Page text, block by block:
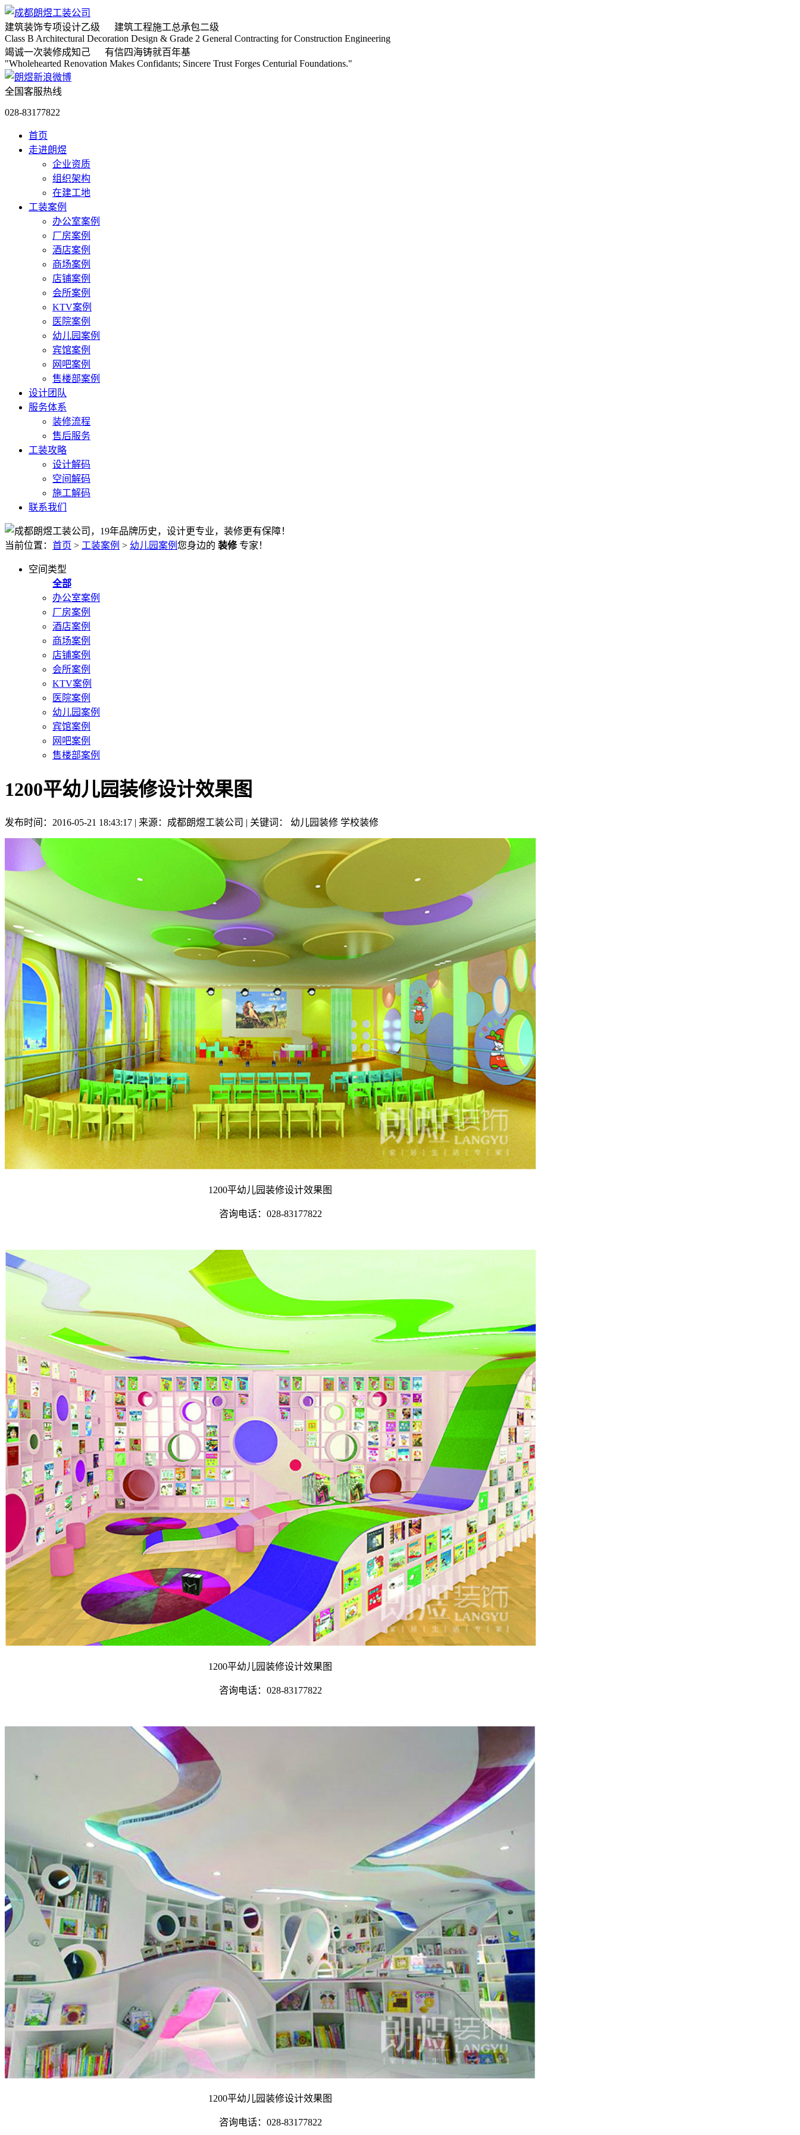
建筑装饰专项设计乙级 建筑工程施工总承包二级
Class B Architectural Decoration Design & Grade 2 General Contracting for Construction Engineering
竭诚一次装修成知己 有信四海铸就百年基
"Wholehearted Renovation Makes Confidants; Sincere Trust Forges Centurial Foundations."
全国客服热线
028-83177822
首页
走进朗煜
企业资质
组织架构
在建工地
工装案例
办公室案例
厂房案例
酒店案例
商场案例
店铺案例
会所案例
KTV案例
医院案例
幼儿园案例
宾馆案例
网吧案例
售楼部案例
设计团队
服务体系
装修流程
售后服务
工装攻略
设计解码
空间解码
施工解码
联系我们
当前位置： 首页 > 工装案例 > 幼儿园案例 您身边的 装修专家！
空间类型
全部
办公室案例
厂房案例
酒店案例
商场案例
店铺案例
会所案例
KTV案例
医院案例
幼儿园案例
宾馆案例
网吧案例
售楼部案例
1200平幼儿园装修设计效果图
发布时间：2016-05-21 18:43:17 | 来源：成都朗煜工装公司 | 关键词： 幼儿园装修 学校装修
1200平幼儿园装修设计效果图
咨询电话： 028-83177822
1200平幼儿园装修设计效果图
咨询电话： 028-83177822
1200平幼儿园装修设计效果图
咨询电话： 028-83177822